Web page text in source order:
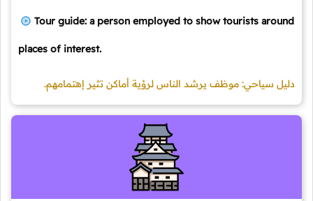
Tour guide: a person employed to show tourists around
places of interest.
دليل سياحي: موظف يرشد الناس لرؤية أماكن تثير إهتمامهم.